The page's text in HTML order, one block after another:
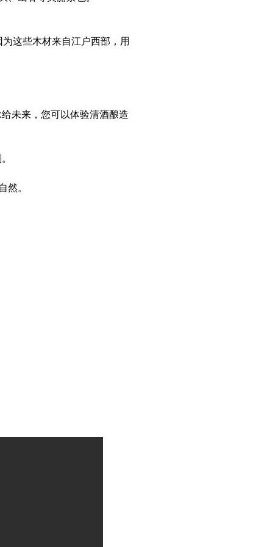
这些木材来自江户西部，用
未来，您可以体验清酒酿造
。